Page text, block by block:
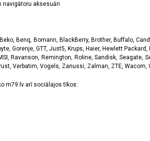
navigātoru aksesuāri
Benq, Bomann, BlackBerry, Brother, Buffalo,
Gorenje, GTT, Just5, Krups, Haier, Hewlett
Ravanson, Remington, Roline, Sandisk, Seagate,
Verbatim, Vogels, Zanussi, Zalman, ZTE, Wacom,
m79.lv arī sociālajos tīkos: